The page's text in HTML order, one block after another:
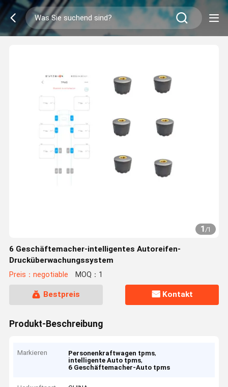
1/1
6 Geschäftemacher-intelligentes Autoreifen-
Drucküberwachungssystem
Preis：negotiable MOQ：1
Bestpreis Kontakt
Produkt-Beschreibung
Markieren Personenkraftwagen tpms,
intelligente Auto tpms,
6 Geschäftemacher-Auto tpms